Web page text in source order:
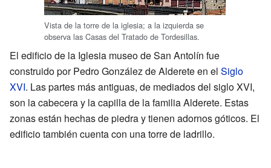
Vista de la torre de la iglesia; a la izquierda se
observa las Casas del Tratado de Tordesillas.
El edificio de la Iglesia museo de San Antolín fue
construido por Pedro González de Alderete en el Siglo
XVI. Las partes más antiguas, de mediados del siglo XVI,
son la cabecera y la capilla de la familia Alderete. Estas
zonas están hechas de piedra y tienen adornos góticos. El
edificio también cuenta con una torre de ladrillo.